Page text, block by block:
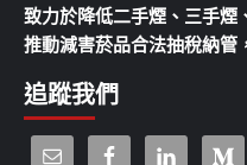
致力於降低二手煙、三手煙
推動減害菸品合法抽稅納管
追蹤我們